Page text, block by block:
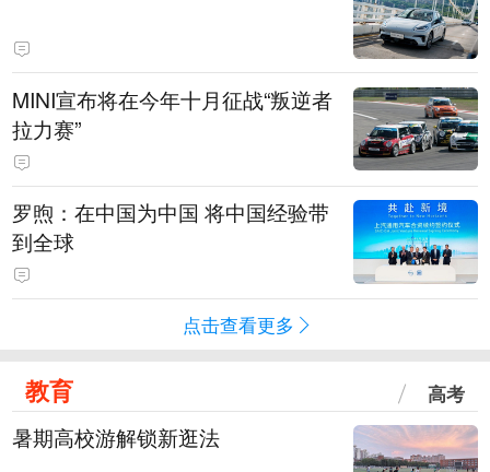
MINI宣布将在今年十月征战“叛逆者
拉力赛”
罗煦：在中国为中国 将中国经验带
到全球
点击查看更多
教育 高考
暑期高校游解锁新逛法